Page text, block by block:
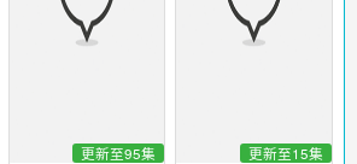
更新至95集 更新至15集